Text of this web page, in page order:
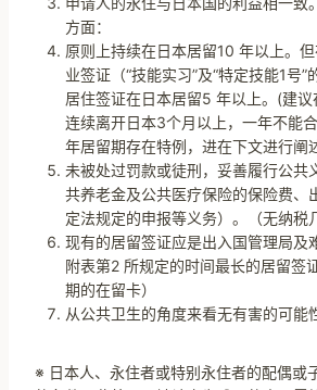
方面：
原则上持续在日本居留10 年以上。
业签证（“技能实习”及“特定技能1号
居住签证在日本居留5 年以上。(建
连续离开日本3个月以上，一年不能
年居留期存在特例，进在下文进行阐
未被处过罚款或徒刑，妥善履行公共
共养老金及公共医疗保险的保险费、
定法规定的申报等义务）。（无纳税
现有的居留签证应是出入国管理局及
附表第2 所规定的时间最长的居留签
期的在留卡）
从公共卫生的角度来看无有害的可能
※ 日本人、永住者或特别永住者的配偶或